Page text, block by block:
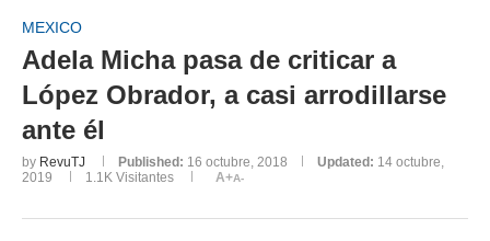
MEXICO
Adela Micha pasa de criticar a
López Obrador, a casi arrodillarse
ante él
by RevuTJ Published: 16 octubre, 2018 Updated: 14 octubre,
2019
1.1K Visitantes A+A-